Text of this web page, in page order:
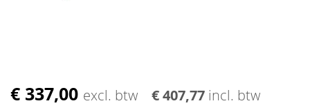
€ 337,00 excl. btw € 407,77 incl. btw
Ga